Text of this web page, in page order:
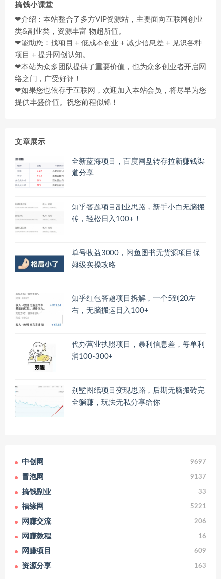
搞钱小课堂
❤介绍：本站整合了多方VIP资源站，主要面向互联网创业
类&副业类，资源丰富 物超所值。
❤能助您：找项目 + 低成本创业 + 减少信息差 + 见识各种
项目 + 提升网创认知。
❤本站为众多团队提供了重要价值，也为众多创业者开启网
络之门，广受好评！
❤如果您也依存于互联网，欢迎加入本站会员，将尽早为您
提供丰盛价值。祝您前程似锦！
文章展示
全新蓝海项目，百度网盘转存拉新赚钱渠
道分享
知乎答题项目副业思路，新手小白无脑搬
砖，轻松日入100+！
单号收益3000，闲鱼图书无货源项目保
姆级实操攻略
知乎红包答题项目拆解，一个5到20左
右，无脑搬运日入100+
代办营业执照项目，暴利信息差，每单利
润100-300+
别墅图纸项目变现思路，后期无脑搬砖完
全躺赚，玩法无私分享给你
中创网 9697
冒泡网 9137
搞钱副业 33
福缘网 5221
网赚交流 206
网赚教程 16
网赚项目 609
资源分享 163